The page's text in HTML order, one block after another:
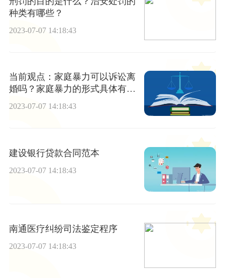
种类有哪些？
2023-07-07 14:18:43
当前观点：家庭暴力可以诉讼离
婚吗？家庭暴力的形式具体有哪
些？
2023-07-07 14:18:43
建设银行贷款合同范本
2023-07-07 14:18:43
南通医疗纠纷司法鉴定程序
2023-07-07 14:18:43